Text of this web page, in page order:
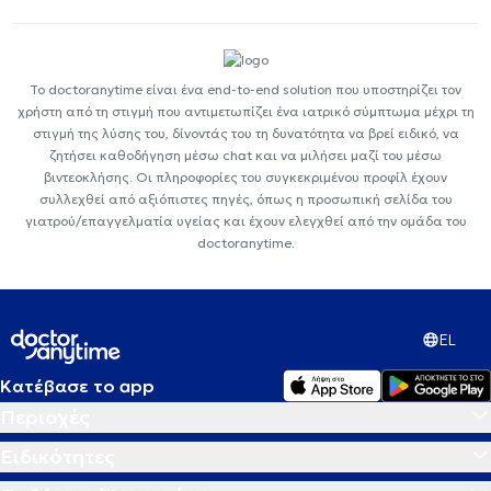
Το doctoranytime είναι ένα end-to-end solution που υποστηρίζει τον
χρήστη από τη στιγμή που αντιμετωπίζει ένα ιατρικό σύμπτωμα μέχρι τη
στιγμή της λύσης του, δίνοντάς του τη δυνατότητα να βρεί ειδικό, να
ζητήσει καθοδήγηση μέσω chat και να μιλήσει μαζί του μέσω
βιντεοκλήσης. Οι πληροφορίες του συγκεκριμένου προφίλ έχουν
συλλεχθεί από αξιόπιστες πηγές, όπως η προσωπική σελίδα του
γιατρού/επαγγελματία υγείας και έχουν ελεγχθεί από την ομάδα του
doctoranytime.
EL
Κατέβασε το app